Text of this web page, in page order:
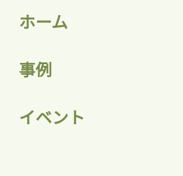
ホーム
事例
イベント